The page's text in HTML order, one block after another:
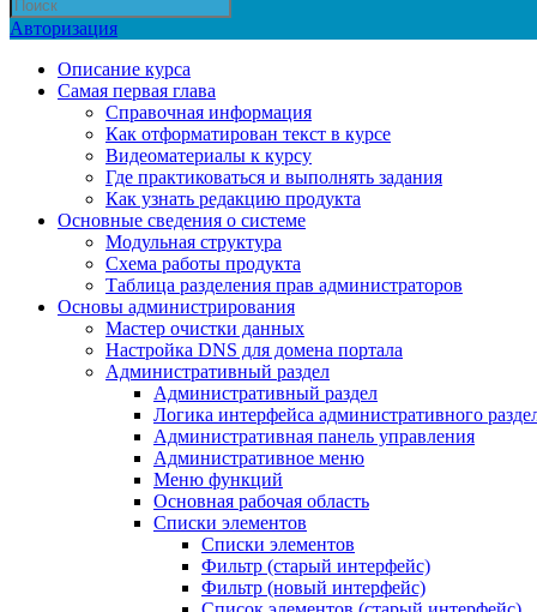
Авторизация
Описание курса
Самая первая глава
Справочная информация
Как отформатирован текст в курсе
Видеоматериалы к курсу
Где практиковаться и выполнять задания
Как узнать редакцию продукта
Основные сведения о системе
Модульная структура
Схема работы продукта
Таблица разделения прав администраторов
Основы администрирования
Мастер очистки данных
Настройка DNS для домена портала
Административный раздел
Административный раздел
Логика интерфейса административного
Административная панель управления
Административное меню
Меню функций
Основная рабочая область
Списки элементов
Списки элементов
Фильтр (старый интерфейс)
Фильтр (новый интерфейс)